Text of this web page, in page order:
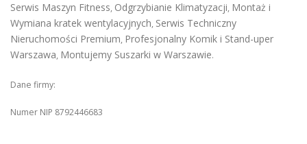
Serwis Maszyn Fitness, Odgrzybianie Klimatyzacji, Montaż i
Wymiana kratek wentylacyjnych, Serwis Techniczny
Nieruchomości Premium, Profesjonalny Komik i Stand-uper
Warszawa, Montujemy Suszarki w Warszawie.
Dane firmy:
Numer NIP 8792446683